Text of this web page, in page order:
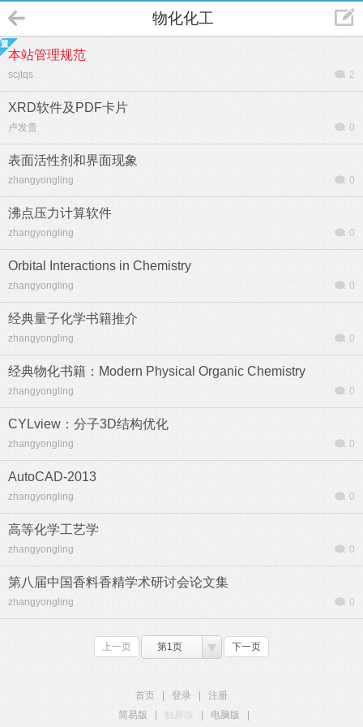
物化化工
本站管理规范
scjtqs 2
XRD软件及PDF卡片
卢发贵 0
表面活性剂和界面现象
zhangyongling 0
沸点压力计算软件
zhangyongling 0
Orbital Interactions in Chemistry
zhangyongling 0
经典量子化学书籍推介
zhangyongling 0
经典物化书籍：Modern Physical Organic Chemistry
zhangyongling 0
CYLview：分子3D结构优化
zhangyongling 0
AutoCAD-2013
zhangyongling 0
高等化学工艺学
zhangyongling 0
第八届中国香料香精学术研讨会论文集
zhangyongling 0
上一页 第1页 下一页
首页 登录
注册
简易版
触屏版 电脑版